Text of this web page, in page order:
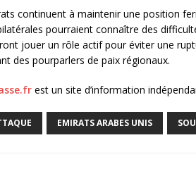
continuent à maintenir une position
pourraient connaître des
jouer un rôle actif pour éviter une
des pourparlers de paix régionaux.
est un site d’information
EMIRATS ARABES UNIS